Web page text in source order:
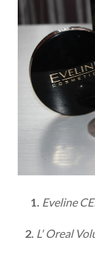
1. Eveline
2. L' Oreal